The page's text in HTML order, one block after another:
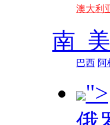
澳大利
南 美
巴西 阿
">